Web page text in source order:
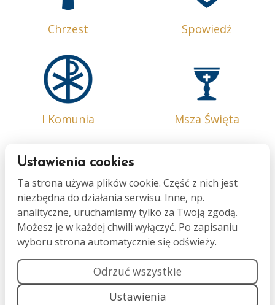
Chrzest Spowiedź
I Komunia Msza Święta
Bierzmowanie Małżeństwo
Ustawienia cookies
Ta strona używa plików cookie. Część z nich jest
niezbędna do działania serwisu. Inne, np.
analityczne, uruchamiamy tylko za Twoją zgodą.
Możesz je w każdej chwili wyłączyć. Po zapisaniu
wyboru strona automatycznie się odświeży.
Odrzuć wszystkie
Ustawienia